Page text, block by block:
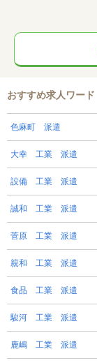
おすすめ求人ワード
色麻町 派遣
大幸 工業 派遣
設備 工業 派遣
誠和 工業 派遣
菅原 工業 派遣
親和 工業 派遣
食品 工業 派遣
駿河 工業 派遣
鹿嶋 工業 派遣